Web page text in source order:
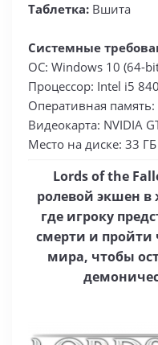
Таблетка: Вшита
Системные
ОС: Windows 10 (64-
Процессор: Intel i5
Оперативная память:
Видеокарта: NVIDIA
Место на диске: 33 ГБ
Lords of the
ролевой экшен в
где игроку
смерти и пройти
мира, чтобы